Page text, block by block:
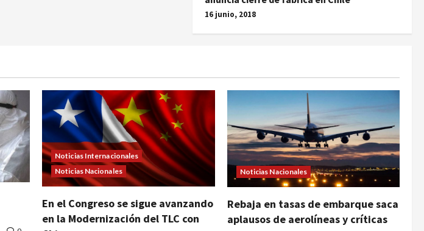
16 junio, 2018
Noticias Internacionales
Noticias Nacionales
En el Congreso se sigue avanzando
en la Modernización del TLC con
Noticias Nacionales
Rebaja en tasas de embarque saca
aplausos de aerolíneas y críticas